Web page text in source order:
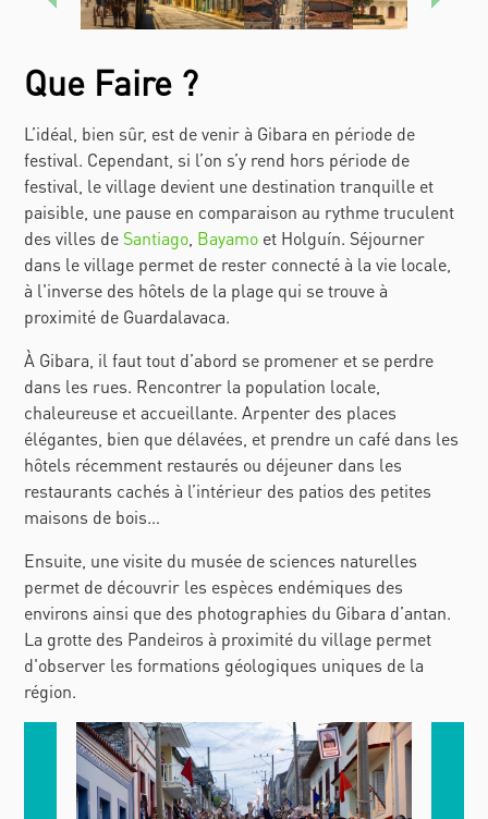
Que Faire ?
L’idéal, bien sûr, est de venir à Gibara en période de
festival. Cependant, si l’on s’y rend hors période de
festival, le village devient une destination tranquille et
paisible, une pause en comparaison au rythme truculent
des villes de Santiago Bayamo et Holguín. Séjourner
dans le village permet de rester connecté à la vie locale,
à l'inverse des hôtels de la plage qui se trouve à
proximité de Guardalavaca.
À Gibara, il faut tout d’abord se promener et se perdre
dans les rues. Rencontrer la population locale,
chaleureuse et accueillante. Arpenter des places
élégantes, bien que délavées, et prendre un café dans les
hôtels récemment restaurés ou déjeuner dans les
restaurants cachés à l’intérieur des patios des petites
maisons de bois…
Ensuite, une visite du musée de sciences naturelles
permet de découvrir les espèces endémiques des
environs ainsi que des photographies du Gibara d’antan.
La grotte des Pandeiros à proximité du village permet
d'observer les formations géologiques uniques de la
région.